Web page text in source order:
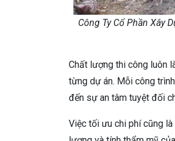
Công Ty Cổ Phần Xây
Chất lượng thi công luôn
từng dự án. Mỗi công
đến sự an tâm tuyệt đối
Việc tối ưu chi phí cũng